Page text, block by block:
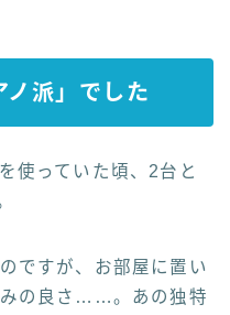
派」でした
使っていた頃、2台と
ですが、お部屋に置い
みの良さ……。あの独特